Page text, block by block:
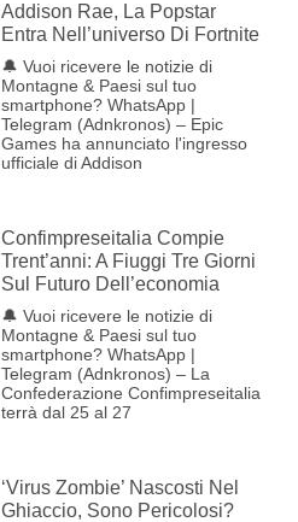
Addison Rae, La Popstar
Entra Nell’universo Di Fortnite
🔔 Vuoi ricevere le notizie di
Montagne & Paesi sul tuo
smartphone? WhatsApp |
Telegram (Adnkronos) – Epic
Games ha annunciato l'ingresso
ufficiale di Addison
Confimpreseitalia Compie
Trent’anni: A Fiuggi Tre Giorni
Sul Futuro Dell’economia
🔔 Vuoi ricevere le notizie di
Montagne & Paesi sul tuo
smartphone? WhatsApp |
Telegram (Adnkronos) – La
Confederazione Confimpreseitalia
terrà dal 25 al 27
‘Virus Zombie’ Nascosti Nel
Ghiaccio, Sono Pericolosi?